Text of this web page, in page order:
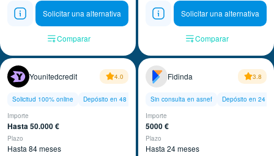
Solicitar una alternativa
Comparar
Solicitar una alternativa
Comparar
Younitedcredit 4.0
Solicitud 100% online
Depósito en 48 horas
Importe
Hasta 50.000 €
Plazo
Hasta 84 meses
Fidinda 3.8
Sin consulta en asnef
Depósito en 24
Importe
5000 €
Plazo
Hasta 24 meses